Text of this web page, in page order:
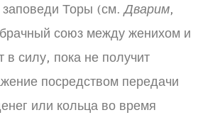
заповеди Торы (см.Дварим,
союз между женихом и
в силу, пока не получит
посредством передачи
или кольца во время